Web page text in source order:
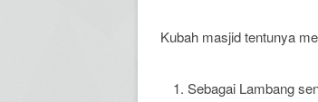
Kubah masjid tentunya
Sebagai Lambang